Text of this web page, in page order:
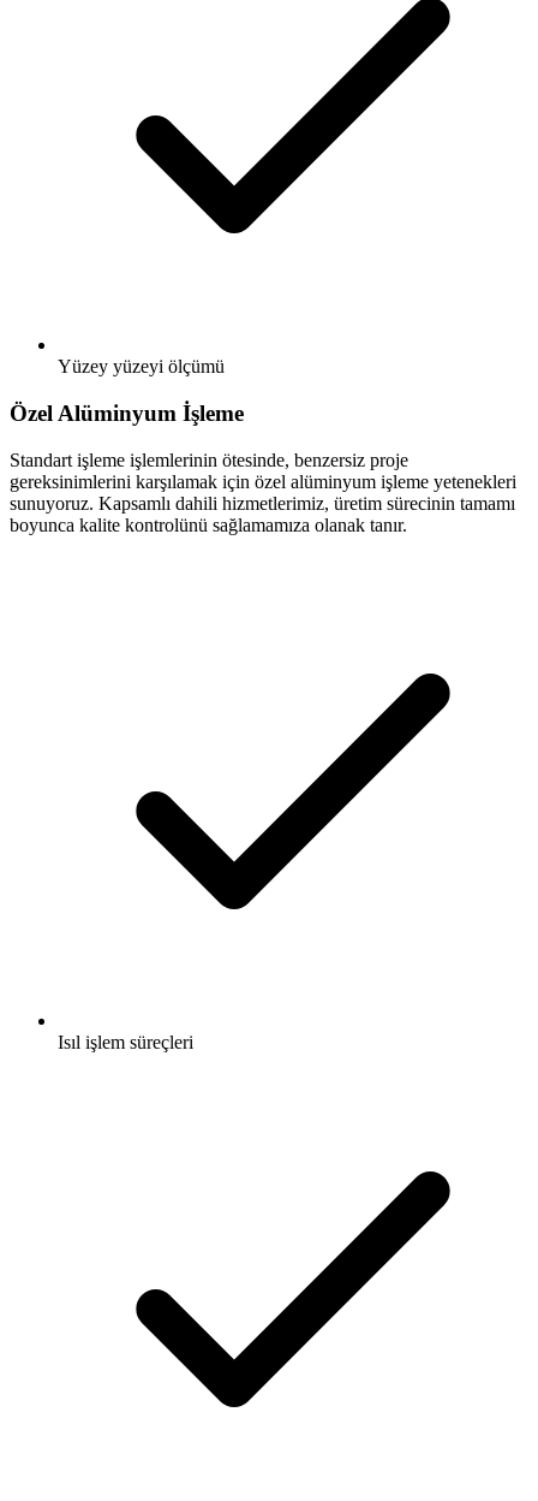
Yüzey yüzeyi ölçümü
Özel Alüminyum İşleme
Standart işleme işlemlerinin ötesinde, benzersiz proje
gereksinimlerini karşılamak için özel alüminyum işleme yetenekleri
sunuyoruz. Kapsamlı dahili hizmetlerimiz, üretim sürecinin tamamı
boyunca kalite kontrolünü sağlamamıza olanak tanır.
Isıl işlem süreçleri